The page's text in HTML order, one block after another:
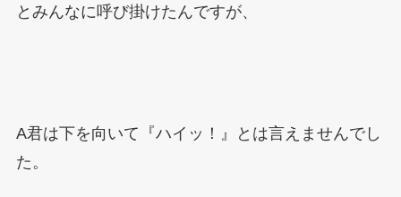
とみんなに呼び掛けたんですが、
A君は下を向いて『ハイッ！』とは言えませんでし
た。